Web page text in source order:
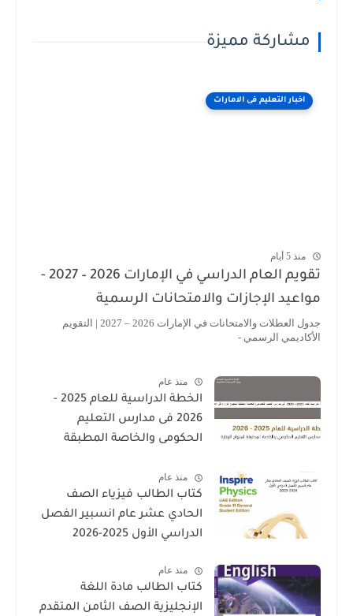
مشاركة مميزة
اخبار التعليم فى الامارات
منذ 5 أيام
تقويم العام الدراسي في الإمارات 2026 – 2027 -
مواعيد الإجازات والامتحانات الرسمية
جدول العطلات والامتحانات في الإمارات 2026 – 2027 | التقويم
الأكاديمي الرسمي -
منذ عام
الخطة الدراسية للعام 2025 -
2026 فى مدارس التعليم
الحكومى والخاصة المطبقة
منذ عام
كتاب الطالب فيزياء الصف
الحادي عشر عام انسبير الفصل
الدراسي الأول 2025-2026
منذ عام
كتاب الطالب مادة اللغة
الإنجليزية الصف الثامن المتقدم